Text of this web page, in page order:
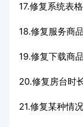
17.修复系统表
18.修复服务商
19.修复下载商
20.修复房台时
21.修复某种情